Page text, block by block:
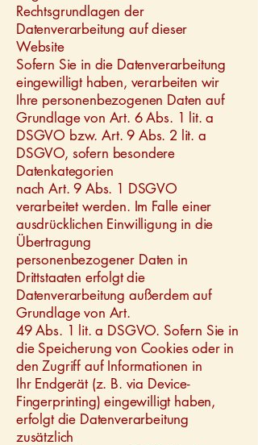
Rechtsgrundlagen der
Datenverarbeitung auf dieser
Website
Sofern Sie in die Datenverarbeitung
eingewilligt haben, verarbeiten wir
Ihre personenbezogenen Daten auf
Grundlage von Art. 6 Abs. 1 lit. a
DSGVO bzw. Art. 9 Abs. 2 lit. a
DSGVO, sofern besondere
Datenkategorien
nach Art. 9 Abs. 1 DSGVO
verarbeitet werden. Im Falle einer
ausdrücklichen Einwilligung in die
Übertragung
personenbezogener Daten in
Drittstaaten erfolgt die
Datenverarbeitung außerdem auf
Grundlage von Art.
49 Abs. 1 lit. a DSGVO. Sofern Sie in
die Speicherung von Cookies oder in
den Zugriff auf Informationen in
Ihr Endgerät (z. B. via Device-
Fingerprinting) eingewilligt haben,
erfolgt die Datenverarbeitung
zusätzlich